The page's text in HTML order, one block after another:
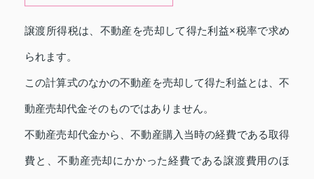
譲渡所得税は、不動産を売却して得た利益×税率で求め
られます。
この計算式のなかの不動産を売却して得た利益とは、不
動産売却代金そのものではありません。
不動産売却代金から、不動産購入当時の経費である取得
費と、不動産売却にかかった経費である譲渡費用のほ